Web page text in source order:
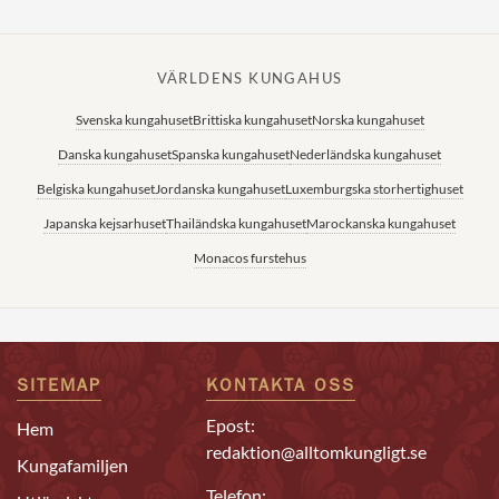
VÄRLDENS KUNGAHUS
Svenska kungahusetBrittiska kungahusetNorska kungahuset
Danska kungahusetSpanska kungahusetNederländska kungahuset
Belgiska kungahusetJordanska kungahusetLuxemburgska storhertighuset
Japanska kejsarhusetThailändska kungahusetMarockanska kungahuset
Monacos furstehus
SITEMAP
Hem
Kungafamiljen
KONTAKTA OSS
Epost:
redaktion@alltomkungligt.se